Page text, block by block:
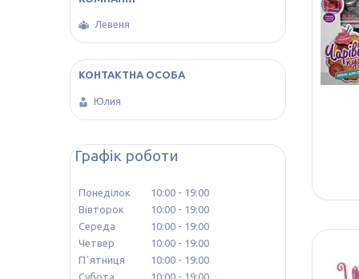
Левеня
Юлия
Графік роботи
Понеділок 10:00
19:00
Вівторок
10:00
19:00
Середа
10:00
19:00
Четвер
10:00
19:00
Пʼятниця
10:00
19:00
Субота
10:00
19:00